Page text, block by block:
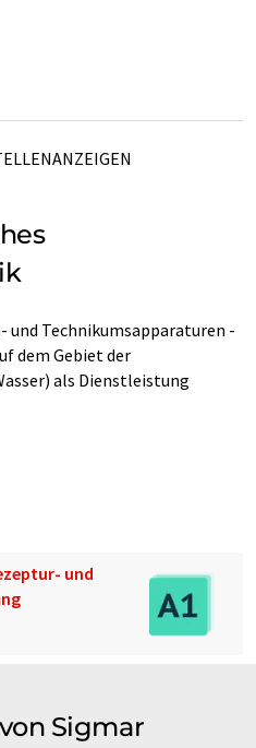
und Technikumsapparaturen -
dem Gebiet der
als Dienstleistung
und
Sigmar